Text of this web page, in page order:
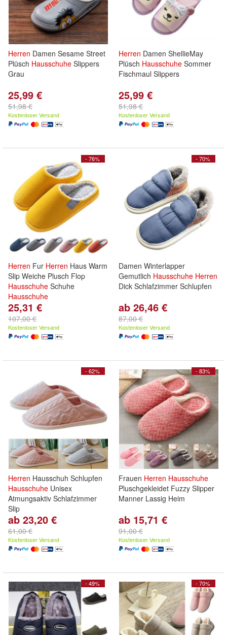
Herren Damen Sesame Street
Plüsch Hausschuhe Slippers
Grau
25,99 €
51,98 €
Kostenloser Versand
Herren Damen ShellieMay
Plüsch Hausschuhe Sommer
Fischmaul Slippers
25,99 €
51,98 €
Kostenloser Versand
- 76%
Herren Fur Herren Haus Warm
Slip Weiche Plusch Flop
Hausschuhe Schuhe
Hausschuhe
25,31 €
107,00 €
Kostenloser Versand
- 70%
Damen Winterlapper
Gemutlich Hausschuhe Herren
Dick Schlafzimmer Schlupfen
ab 26,46 €
87,00 €
Kostenloser Versand
- 62%
Herren Hausschuh Schlupfen
Hausschuhe Unisex
Atmungsaktiv Schlafzimmer
Slip
ab 23,20 €
61,00 €
Kostenloser Versand
- 83%
Frauen Herren Hausschuhe
Pluschgekleidet Fuzzy Slipper
Manner Lassig Heim
ab 15,71 €
91,00 €
Kostenloser Versand
- 49% - 70%